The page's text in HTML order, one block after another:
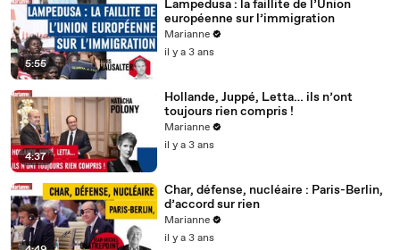
5:55
Lampedusa : la faillite de l’Union
européenne sur l’immigration
Marianne
il y a 3 ans
4:37
Hollande, Juppé, Letta… ils n’ont
toujours rien compris !
Marianne
il y a 3 ans
Char, défense, nucléaire : Paris-Berlin,
d’accord sur rien
Marianne
il y a 3 ans